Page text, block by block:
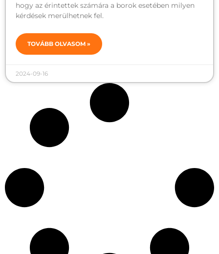
hogy az érintettek számára a borok esetében milyen
kérdések merülhetnek fel.
TOVÁBB OLVASOM »
2024-09-16